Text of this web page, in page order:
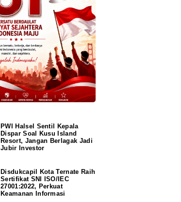
PWI Halsel Sentil Kepala
Dispar Soal Kusu Island
Resort, Jangan Berlagak Jadi
Jubir Investor
Disdukcapil Kota Ternate Raih
Sertifikat SNI ISO/IEC
27001:2022, Perkuat
Keamanan Informasi